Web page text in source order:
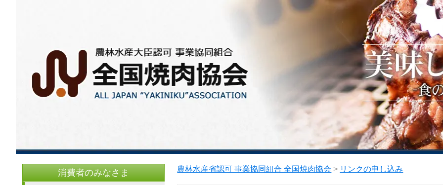
農林水産省認可 事業協同組合 全国焼肉協会 > リンクの申し込み
消費者のみなさま